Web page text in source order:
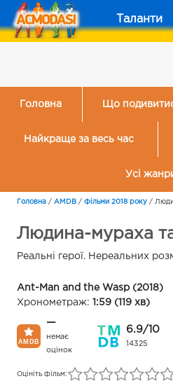
Таланти
Головна Що
Найкраще за весь час
Усі
Головна / AMDB / Фільми 2018 року /
Людина-мураха
Реальні герої. Нереальних
Ant-Man and the Wasp (2018)
Хронометраж: 1:59 (119 хв)
—
немає
оцінок
6.9/10
14325
Оцініть фільм: